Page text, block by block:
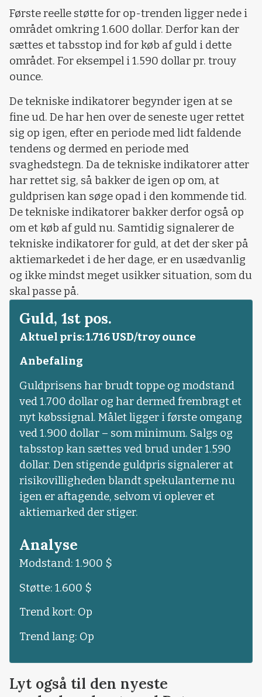
Første reelle støtte for op-trenden ligger nede i
området omkring 1.600 dollar. Derfor kan der
sættes et tabsstop ind for køb af guld i dette
området. For eksempel i 1.590 dollar pr. trouy
ounce.
De tekniske indikatorer begynder igen at se
fine ud. De har hen over de seneste uger rettet
sig op igen, efter en periode med lidt faldende
tendens og dermed en periode med
svaghedstegn. Da de tekniske indikatorer atter
har rettet sig, så bakker de igen op om, at
guldprisen kan søge opad i den kommende tid.
De tekniske indikatorer bakker derfor også op
om et køb af guld nu. Samtidig signalerer de
tekniske indikatorer for guld, at det der sker på
aktiemarkedet i de her dage, er en usædvanlig
og ikke mindst meget usikker situation, som du
skal passe på.
Guld, 1st pos.
Aktuel pris: 1.716 USD/troy ounce
Anbefaling
Guldprisens har brudt toppe og modstand
ved 1.700 dollar og har dermed frembragt et
nyt købssignal. Målet ligger i første omgang
ved 1.900 dollar – som minimum. Salgs og
tabsstop kan sættes ved brud under 1.590
dollar. Den stigende guldpris signalerer at
risikovilligheden blandt spekulanterne nu
igen er aftagende, selvom vi oplever et
aktiemarked der stiger.
Analyse
Modstand: 1.900 $
Støtte: 1.600 $
Trend kort: Op
Trend lang: Op
Lyt også til den nyeste